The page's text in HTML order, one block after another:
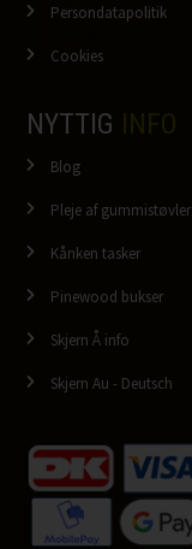
Persondatapolitik
Cookies
NYTTIG
Blog
Pleje af gummistøvler
Kånken tasker
Pinewood bukser
Skjern Å info
Skjern Au - Deutsch